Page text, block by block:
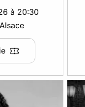
à 20:30